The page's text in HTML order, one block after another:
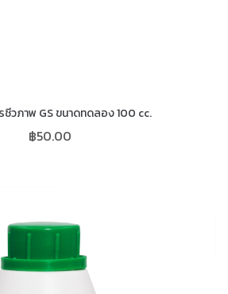
วภาพ GS ขนาดทดลอง 100 cc.
฿50.00